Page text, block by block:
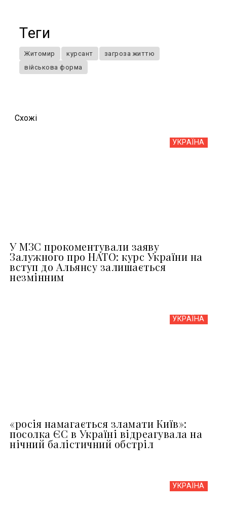
Теги
Житомир курсант
загроза життю
військова форма
Схожi
УКРАЇНА
У МЗС прокоментували заяву
Залужного про НАТО: курс України на
вступ до Альянсу залишається
незмінним
УКРАЇНА
«росія намагається зламати Київ»:
посолка ЄС в Україні відреагувала на
нічний балістичний обстріл
УКРАЇНА